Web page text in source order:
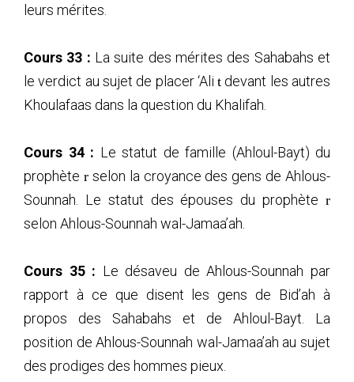
leurs mérites.
Cours 33 : La suite des mérites des Sahabahs et
le verdict au sujet de placer ‘Alit devant les autres
Khoulafaas dans la question du Khalifah.
Cours 34 : Le statut de famille (Ahloul-Bayt) du
prophète rselon la croyance des gens de Ahlous-
Sounnah. Le statut des épouses du prophète r
selon Ahlous-Sounnah wal-Jamaa’ah.
Cours 35 : Le désaveu de Ahlous-Sounnah par
rapport à ce que disent les gens de Bid’ah à
propos des Sahabahs et de Ahloul-Bayt. La
position de Ahlous-Sounnah wal-Jamaa’ah au sujet
des prodiges des hommes pieux.